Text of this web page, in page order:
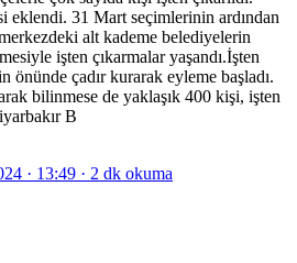
eklendi. 31 Mart seçimlerinin ardından
alt kademe belediyelerin
işten çıkarmalar yaşandı.İşten
önünde çadır kurarak eyleme başladı.
bilinmese de yaklaşık 400 kişi, işten
B
· 13:49 · 2 dk okuma